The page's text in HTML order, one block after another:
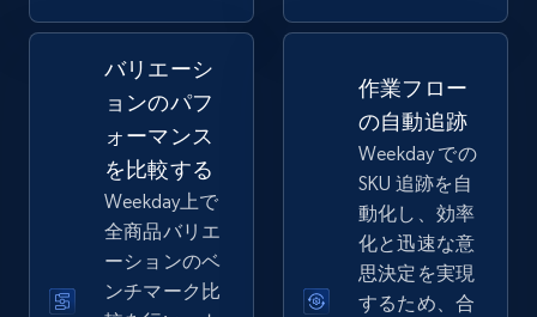
2.5K+ 359+
eBay - Collect records by category
URL, Product id, Title, Seller name, Seller rating,
Seller reviews, Breadcrumbs, Root category, and
バリエーシ
ョンのパフ
ォーマンス
を比較する
Weekday上で
全商品バリエ
ーションのベ
ンチマーク比
作業フロー
の自動追跡
Weekday での
SKU 追跡を自
動化し、効率
化と迅速な意
思決定を実現
するため、合